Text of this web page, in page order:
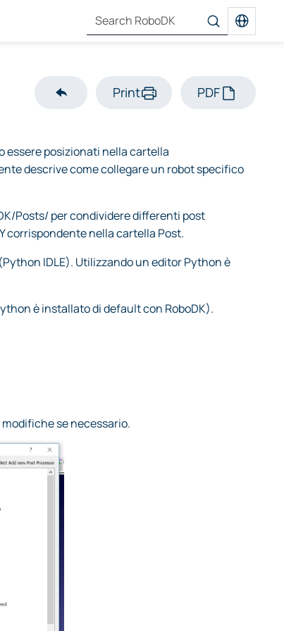
Print PDF
essere posizionati nella cartella
descrive come collegare un robot specifico
Posts/ per condividere differenti post
corrispondente nella cartella Post.
IDLE). Utilizzando un editor Python è
è installato di default con RoboDK).
se necessario.